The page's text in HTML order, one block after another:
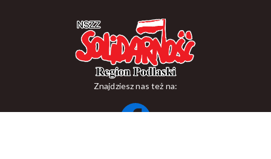
Znajdziesz nas też na: